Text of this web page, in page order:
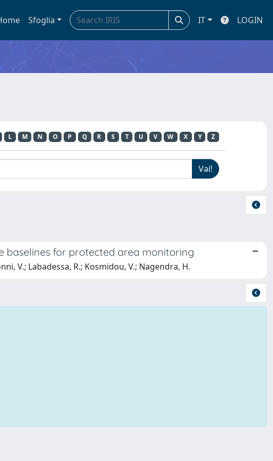
Sfoglia IT LOGIN
L M N O P Q R S T U V W X Y Z
baselines for protected area monitoring
V.; Labadessa, R.; Kosmidou, V.; Nagendra, H.